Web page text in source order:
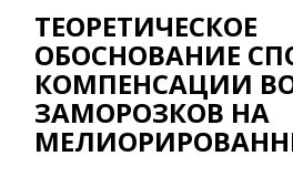
ТЕОРЕТИЧЕСКОЕ
ОБОСНОВАНИЕ
КОМПЕНСАЦИИ
ЗАМОРОЗКОВ НА